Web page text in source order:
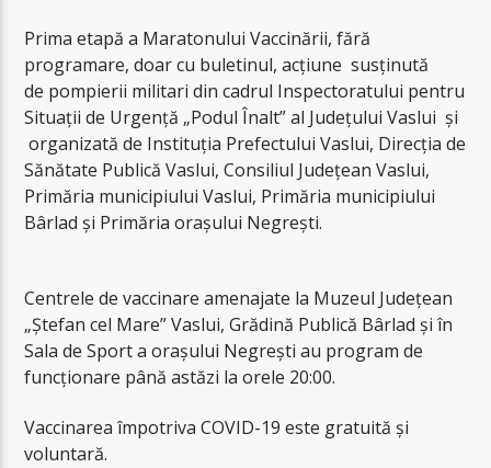
Prima etapă a Maratonului Vaccinării, fără
programare, doar cu buletinul, acțiune susținută
de pompierii militari din cadrul Inspectoratului pentru
Situații de Urgență „Podul Înalt” al Județului Vaslui și
organizată de Instituția Prefectului Vaslui, Direcția de
Sănătate Publică Vaslui, Consiliul Județean Vaslui,
Primăria municipiului Vaslui, Primăria municipiului
Bârlad și Primăria orașului Negrești.
Centrele de vaccinare amenajate la Muzeul Județean
„Ștefan cel Mare” Vaslui, Grădină Publică Bârlad și în
Sala de Sport a orașului Negrești au program de
funcționare până astăzi la orele 20:00.
Vaccinarea împotriva COVID-19 este gratuită și
voluntară.